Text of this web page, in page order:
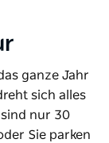
ganze Jahr
sich alles
sind nur 30
Sie parken